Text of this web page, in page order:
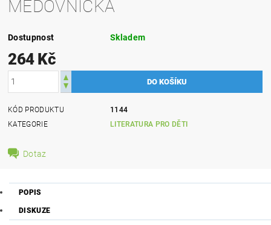
MEDOVNÍČKA
Dostupnost Skladem
264 Kč
KÓD PRODUKTU
1144
KATEGORIE
LITERATURA PRO DĚTI
Dotaz
POPIS
DISKUZE